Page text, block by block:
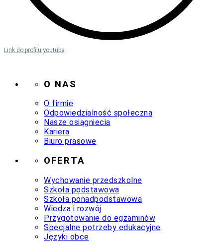
Link do profilu youtube
O NAS
O firmie
Odpowiedzialność społeczna
Nasze osiągniecia
Kariera
Biuro prasowe
OFERTA
Wychowanie przedszkolne
Szkoła podstawowa
Szkoła ponadpodstawowa
Wiedza i rozwój
Przygotowanie do egzaminów
Specjalne potrzeby edukacyjne
Języki obce